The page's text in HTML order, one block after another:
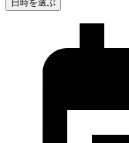
日時を選ぶ